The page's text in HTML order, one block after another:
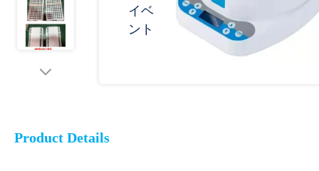
イベ
ント
Product Details